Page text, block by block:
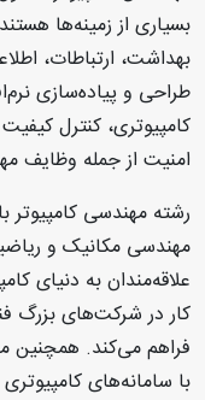
بسیاری از زمینه‌ها
بهداشت، ارتباطات،
طراحی و پیاده‌سازی
کامپیوتری، کنترل
امنیت از جمله وظایف
رشته مهندسی کامپیوتر
مهندسی مکانیک و
علاقه‌مندان به دنیای
کار در شرکت‌های بزرگ
فراهم می‌کند. همچنین
با سامانه‌های